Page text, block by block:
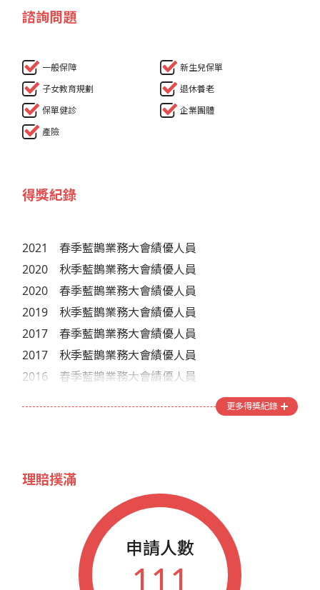
諮詢問題
一般保障
新生兒保單
子女教育規劃
退休養老
保單健診
企業團體
產險
得獎紀錄
2021
春季藍鵲業務大會績優人員
2020
秋季藍鵲業務大會績優人員
2020
春季藍鵲業務大會績優人員
2019
秋季藍鵲業務大會績優人員
2017
春季藍鵲業務大會績優人員
2017
秋季藍鵲業務大會績優人員
2016
春季藍鵲業務大會績優人員
更多得獎紀錄
理賠撲滿
申請人數
111